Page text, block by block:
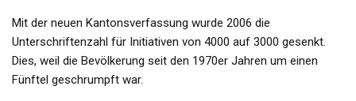
Mit der neuen Kantonsverfassung wurde 2006 die
Unterschriftenzahl für Initiativen von 4000 auf 3000 gesenkt.
Dies, weil die Bevölkerung seit den 1970er Jahren um einen
Fünftel geschrumpft war.